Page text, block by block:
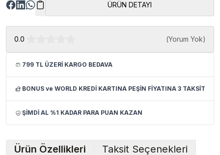
ÜRÜN DETAYI
0.0 (Yorum Yok)
799 TL ÜZERİ KARGO BEDAVA
BONUS ve WORLD KREDİ KARTINA PEŞİN FİYATINA 3 TAKSİT
ŞİMDİ AL %1 KADAR PARA PUAN KAZAN
Ürün Özellikleri Taksit Seçenekleri